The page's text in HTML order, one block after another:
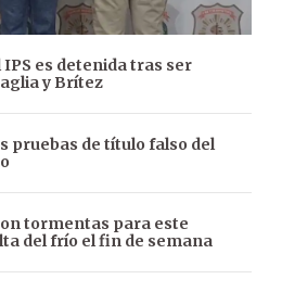
es detenida tras ser
y Brítez
pruebas de título falso del
tormentas para este
del frío el fin de semana